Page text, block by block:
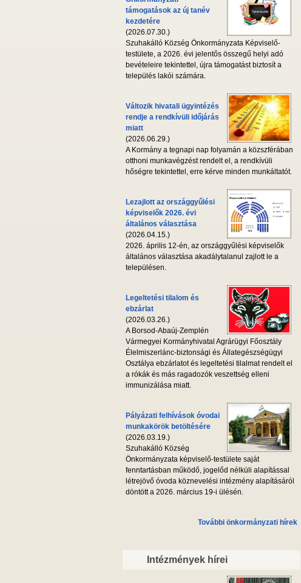
támogatások az új tanév
kezdetére
(2026.07.30.)
Szuhakálló Község Önkormányzata Képviselő-
testülete, a 2026. évi jelentős összegű helyi adó
bevételeire tekintettel, újra támogatást biztosít a
település lakói számára.
Változik hivatali ügyintézés
rendje a rendkívüli időjárás
miatt
(2026.06.29.)
A Kormány a tegnapi nap folyamán a közszférában
otthoni munkavégzést rendelt el, a rendkívüli
hőségre tekintettel, erre kérve minden munkáltatót.
Lezajlott az országgyűlési
képviselők 2026. évi
általános választása
(2026.04.15.)
2026. április 12-én, az országgyűlési képviselők
általános választása akadálytalanul zajlott le a
településen.
Legeltetési tilalom és
ebzárlat
(2026.03.26.)
A Borsod-Abaúj-Zemplén
Vármegyei Kormányhivatal Agrárügyi Főosztály
Élelmiszerlánc-biztonsági és Állategészségügyi
Osztálya ebzárlatot és legeltetési tilalmat rendelt el
a rókák és más ragadozók veszettség elleni
immunizálása miatt.
Pályázati felhívások óvodai
munkakörök betöltésére
(2026.03.19.)
Szuhakálló Község
Önkormányzata képviselő-testülete saját
fenntartásban működő, jogelőd nélküli alapítással
létrejövő óvoda köznevelési intézmény alapításáról
döntött a 2026. március 19-i ülésén.
További önkormányzati hírek
Intézmények hírei